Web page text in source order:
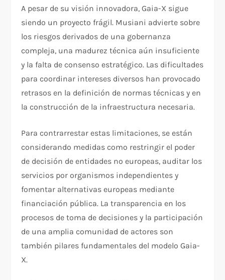
A pesar de su visión innovadora, Gaia-X sigue
siendo un proyecto frágil. Musiani advierte sobre
los riesgos derivados de una gobernanza
compleja, una madurez técnica aún insuficiente
y la falta de consenso estratégico. Las dificultades
para coordinar intereses diversos han provocado
retrasos en la definición de normas técnicas y en
la construcción de la infraestructura necesaria.
Para contrarrestar estas limitaciones, se están
considerando medidas como restringir el poder
de decisión de entidades no europeas, auditar los
servicios por organismos independientes y
fomentar alternativas europeas mediante
financiación pública. La transparencia en los
procesos de toma de decisiones y la participación
de una amplia comunidad de actores son
también pilares fundamentales del modelo Gaia-
X.